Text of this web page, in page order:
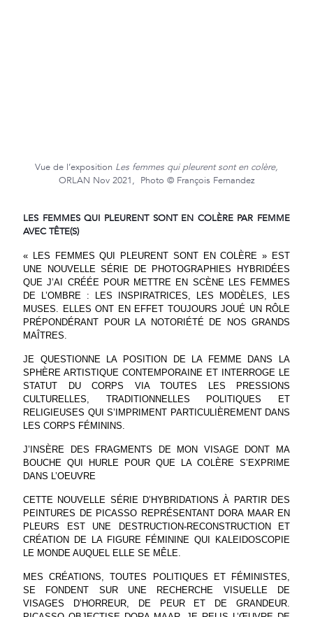
Vue de l’exposition Les femmes qui pleurent sont en colère,
ORLAN Nov 2021, Photo © François Fernandez
LES FEMMES QUI PLEURENT SONT EN COLÈRE PAR FEMME
AVEC TÊTE(S)
« LES FEMMES QUI PLEURENT SONT EN COLÈRE » EST
UNE NOUVELLE SÉRIE DE PHOTOGRAPHIES HYBRIDÉES
QUE J’AI CRÉÉE POUR METTRE EN SCÈNE LES FEMMES
DE L’OMBRE : LES INSPIRATRICES, LES MODÈLES, LES
MUSES. ELLES ONT EN EFFET TOUJOURS JOUÉ UN RÔLE
PRÉPONDÉRANT POUR LA NOTORIÉTÉ DE NOS GRANDS
MAÎTRES.
JE QUESTIONNE LA POSITION DE LA FEMME DANS LA
SPHÈRE ARTISTIQUE CONTEMPORAINE ET INTERROGE LE
STATUT DU CORPS VIA TOUTES LES PRESSIONS
CULTURELLES, TRADITIONNELLES POLITIQUES ET
RELIGIEUSES QUI S’IMPRIMENT PARTICULIÈREMENT DANS
LES CORPS FÉMININS.
J’INSÈRE DES FRAGMENTS DE MON VISAGE DONT MA
BOUCHE QUI HURLE POUR QUE LA COLÈRE S’EXPRIME
DANS L’OEUVRE
CETTE NOUVELLE SÉRIE D’HYBRIDATIONS À PARTIR DES
PEINTURES DE PICASSO REPRÉSENTANT DORA MAAR EN
PLEURS EST UNE DESTRUCTION-RECONSTRUCTION ET
CRÉATION DE LA FIGURE FÉMININE QUI KALEIDOSCOPIE
LE MONDE AUQUEL ELLE SE MÊLE.
MES CRÉATIONS, TOUTES POLITIQUES ET FÉMINISTES,
SE FONDENT SUR UNE RECHERCHE VISUELLE DE
VISAGES D’HORREUR, DE PEUR ET DE GRANDEUR.